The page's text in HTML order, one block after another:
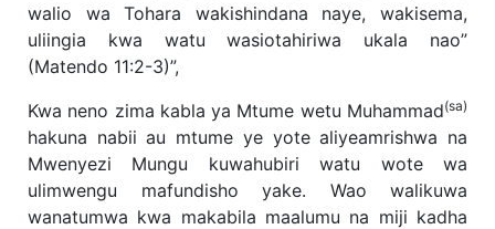
walio wa Tohara wakishindana naye, wakisema,
uliingia kwa watu wasiotahiriwa ukala nao”
(Matendo 11:2-3)”,
Kwa neno zima kabla ya Mtume wetu Muhammad(sa)
hakuna nabii au mtume ye yote aliyeamrishwa na
Mwenyezi Mungu kuwahubiri watu wote wa
ulimwengu mafundisho yake. Wao walikuwa
wanatumwa kwa makabila maalumu na miji kadha